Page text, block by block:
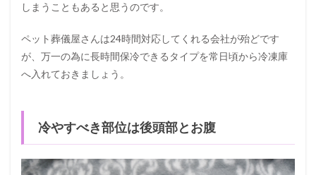
しまうこともあると思うのです。
ペット葬儀屋さんは24時間対応してくれる会社が殆どです
が、万一の為に長時間保冷できるタイプを常日頃から冷凍庫
へ入れておきましょう。
冷やすべき部位は後頭部とお腹